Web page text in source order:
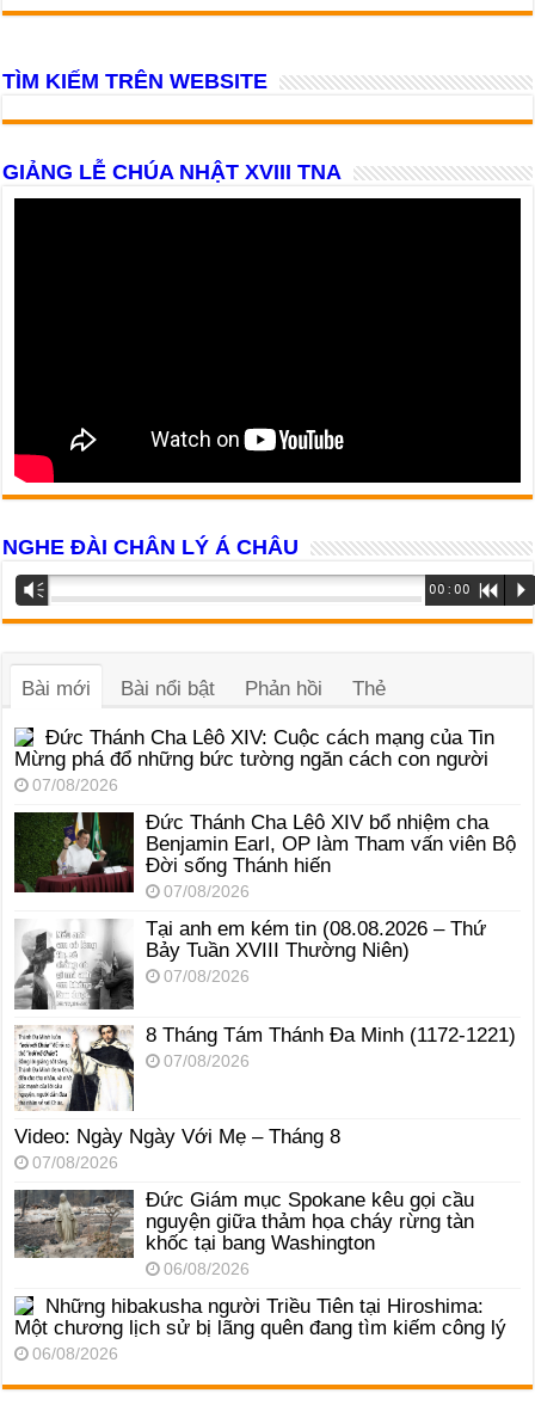
TÌM KIẾM TRÊN WEBSITE
GIẢNG LỄ CHÚA NHẬT XVIII TNA
NGHE ĐÀI CHÂN LÝ Á CHÂU
Trình
phát
âm
Vm 00:00 R P
Bài mới Bài nổi bật Phản hồi Thẻ
Đức Thánh Cha Lêô XIV: Cuộc cách mạng của Tin
Mừng phá đổ những bức tường ngăn cách con người
07/08/2026
Đức Thánh Cha Lêô XIV bổ nhiệm cha
Benjamin Earl, OP làm Tham vấn viên Bộ
Đời sống Thánh hiến
07/08/2026
Tại anh em kém tin (08.08.2026 – Thứ
Bảy Tuần XVIII Thường Niên)
07/08/2026
8 Tháng Tám Thánh Ða Minh (1172-1221)
07/08/2026
Video: Ngày Ngày Với Mẹ – Tháng 8
07/08/2026
Đức Giám mục Spokane kêu gọi cầu
nguyện giữa thảm họa cháy rừng tàn
khốc tại bang Washington
06/08/2026
Những hibakusha người Triều Tiên tại Hiroshima:
Một chương lịch sử bị lãng quên đang tìm kiếm công lý
06/08/2026